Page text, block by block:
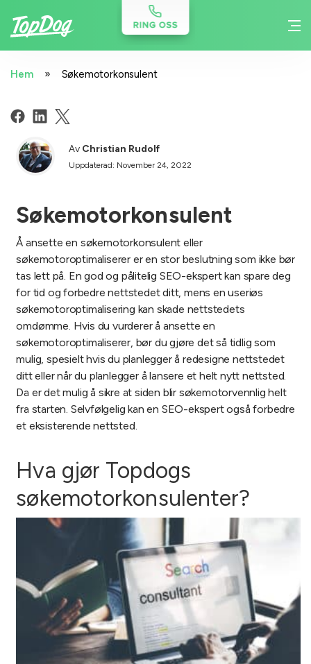
Hem » Søkemotorkonsulent
Av Christian Rudolf
Uppdaterad: November 24, 2022
Søkemotorkonsulent
Å ansette en søkemotorkonsulent eller
søkemotoroptimaliserer er en stor beslutning som ikke bør
tas lett på. En god og pålitelig SEO-ekspert kan spare deg
for tid og forbedre nettstedet ditt, mens en useriøs
søkemotoroptimalisering kan skade nettstedets
omdømme. Hvis du vurderer å ansette en
søkemotoroptimaliserer, bør du gjøre det så tidlig som
mulig, spesielt hvis du planlegger å redesigne nettstedet
ditt eller når du planlegger å lansere et helt nytt nettsted.
Da er det mulig å sikre at siden blir søkemotorvennlig helt
fra starten. Selvfølgelig kan en SEO-ekspert også forbedre
et eksisterende nettsted.
Hva gjør Topdogs
søkemotorkonsulenter?